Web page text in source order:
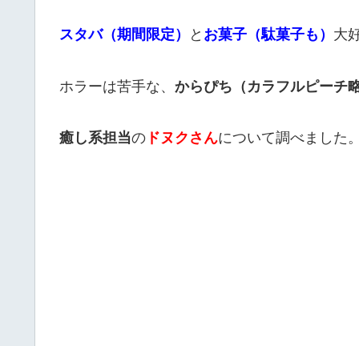
スタバ（期間限定） と お菓子（駄菓子も） 大
ホラーは苦手な、 からぴち（カラフルピーチ略
癒し系担当の ドヌクさんについて調べました。